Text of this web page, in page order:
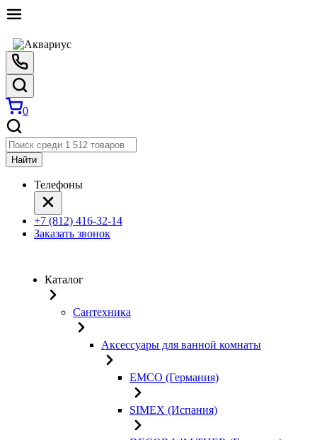
0
Найти
Телефоны
+7 (812) 416-32-14
Заказать звонок
Каталог
Сантехника
Аксессуары для ванной комнаты
EMCO (Германия)
SIMEX (Испания)